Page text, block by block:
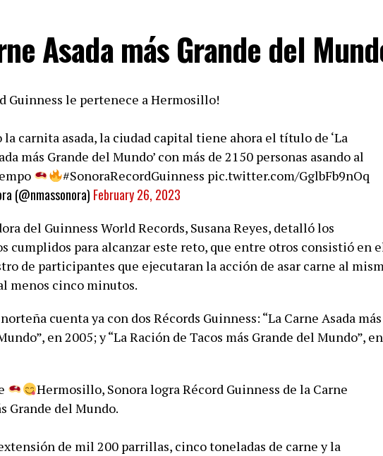
Asada más Grande del
Guinness le pertenece a Hermosillo!
la carnita asada, la ciudad capital tiene ahora el título de ‘La
más Grande del Mundo’ con más de 2150 personas asando al
#SonoraRecordGuinness pic.twitter.com/GglbFb9nOq
(@nmassonora) February 26, 2023
del Guinness World Records, Susana Reyes, detalló los
cumplidos para alcanzar este reto, que entre otros consistió en
de participantes que ejecutaran la acción de asar carne al
menos cinco minutos.
cuenta ya con dos Récords Guinness: “La Carne Asada más
en 2005; y “La Ración de Tacos más Grande del Mundo”, en
Hermosillo, Sonora logra Récord Guinness de la Carne
Grande del Mundo.
de mil 200 parrillas, cinco toneladas de carne y la